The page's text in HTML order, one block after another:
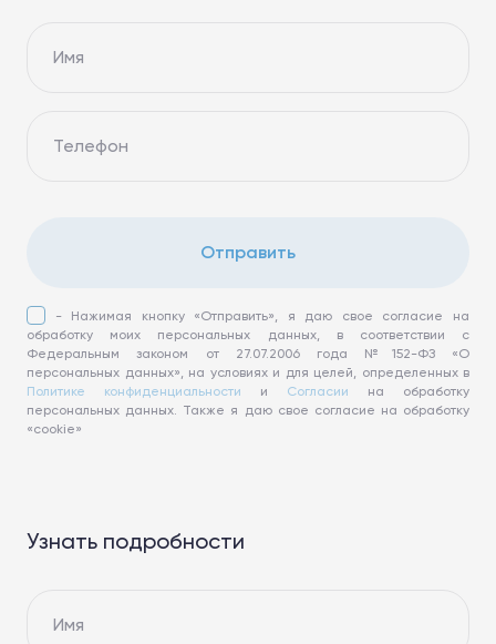
Имя
Телефон
Отправить
- Нажимая кнопку «Отправить», я даю свое согласие на
обработку моих персональных данных, в соответствии с
Федеральным законом от 27.07.2006 года №152-ФЗ «О
персональных данных», на условиях и для целей, определенных в
Политике конфиденциальности и Согласии на обработку
персональных данных. Также я даю свое согласие на обработку
«cookie»
Узнать подробности
Имя